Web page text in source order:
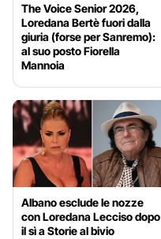
The Voice Senior 2026,
Loredana Bertè fuori dalla
giuria (forse per Sanremo):
al suo posto Fiorella
Mannoia
Albano esclude le nozze
con Loredana Lecciso dopo
il sì a Storie al bivio